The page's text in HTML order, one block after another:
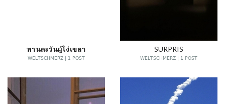
ทานตะวันผู้โง่เขลา
WELTSCHMERZ | 1 POST
SURPRIS
WELTSCHMERZ | 1 POST